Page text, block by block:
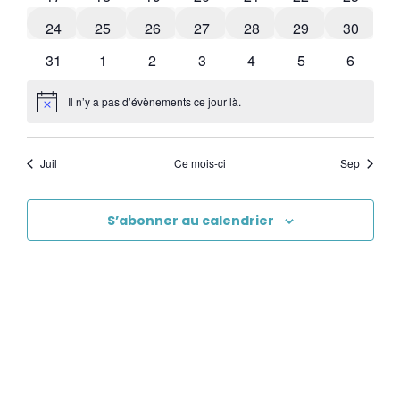
0 évènements
24 0 évènements
25 0 évènements
26 0 évènements
27 0 évènements
28 0 évènements
29 0
30
1 évènement
31 0 évènements
1 0 évènements
2 0 évènements
3 0 évènements
4 1 évènement
5 0
6
Notice Il n’y a pas d’évènements ce jour là.
Juil Ce mois-ci Sep
S’abonner au calendrier